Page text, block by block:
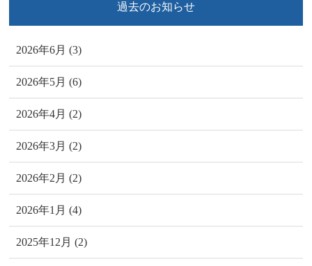
過去のお知らせ
2026年6月 (3)
2026年5月 (6)
2026年4月 (2)
2026年3月 (2)
2026年2月 (2)
2026年1月 (4)
2025年12月 (2)